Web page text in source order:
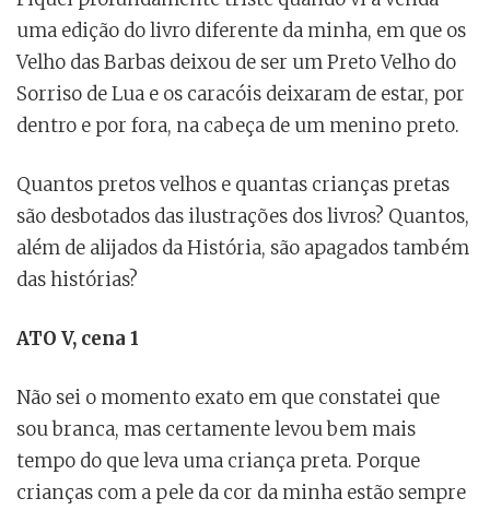
uma edição do livro diferente da minha, em que os
Velho das Barbas deixou de ser um Preto Velho do
Sorriso de Lua e os caracóis deixaram de estar, por
dentro e por fora, na cabeça de um menino preto.
Quantos pretos velhos e quantas crianças pretas
são desbotados das ilustrações dos livros? Quantos,
além de alijados da História, são apagados também
das histórias?
ATO V, cena 1
Não sei o momento exato em que constatei que
sou branca, mas certamente levou bem mais
tempo do que leva uma criança preta. Porque
crianças com a pele da cor da minha estão sempre